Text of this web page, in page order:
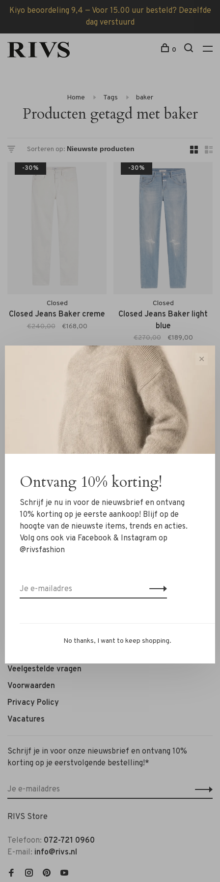
Kiyo beoordeling 9,4 — Voor 15.00 uur besteld? Dezelfde
dag verstuurd
0
Home Tags baker
Producten getagd met baker
Sorteren op:
-30%
Closed
Closed Jeans Baker creme
€240,00 €168,00
-30%
Closed
Closed Jeans Baker light
blue
€270,00 €189,00
Toon 1 - 2 van 2
Nieuw
Schoenen
Sieraden
Accessoires
SALE
Over ons
Ruilen & retourneren
Veelgestelde vragen
Voorwaarden
Privacy Policy
Vacatures
Schrijf je in voor onze nieuwsbrief en ontvang 10%
korting op je eerstvolgende bestelling!*
RIVS Store
Telefoon: 072-721 0960
E-mail: info@rivs.nl
✕
Ontvang 10% korting!
Schrijf je nu in voor de nieuwsbrief en ontvang
10% korting op je eerste aankoop! Blijf op de
hoogte van de nieuwste items, trends en acties.
Volg ons ook via Facebook & Instagram op
@rivsfashion
No thanks, I want to keep shopping.